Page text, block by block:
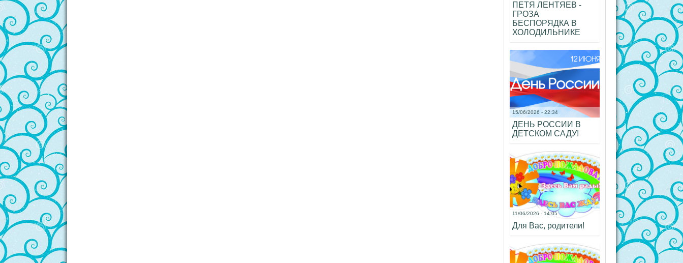
ПЕТЯ ЛЕНТЯЕВ -
ГРОЗА
БЕСПОРЯДКА В
ХОЛОДИЛЬНИКЕ
15/06/2026 - 22:34
ДЕНЬ РОССИИ В
ДЕТСКОМ САДУ!
11/06/2026 - 14:05
Для Вас, родители!